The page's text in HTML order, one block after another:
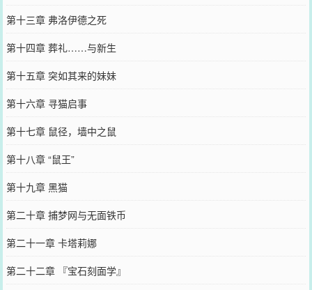
第十三章 弗洛伊德之死
第十四章 葬礼……与新生
第十五章 突如其来的妹妹
第十六章 寻猫启事
第十七章 鼠径，墙中之鼠
第十八章 “鼠王”
第十九章 黑猫
第二十章 捕梦网与无面铁币
第二十一章 卡塔莉娜
第二十二章 『宝石刻面学』